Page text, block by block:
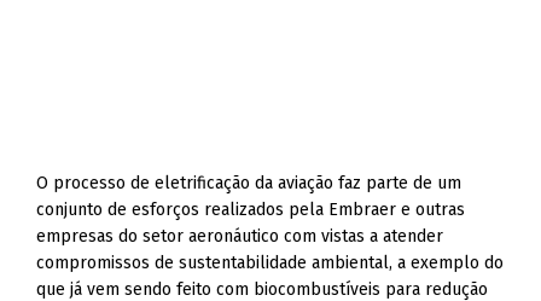
O processo de eletrificação da aviação faz parte de um
conjunto de esforços realizados pela Embraer e outras
empresas do setor aeronáutico com vistas a atender
compromissos de sustentabilidade ambiental, a exemplo do
que já vem sendo feito com biocombustíveis para redução